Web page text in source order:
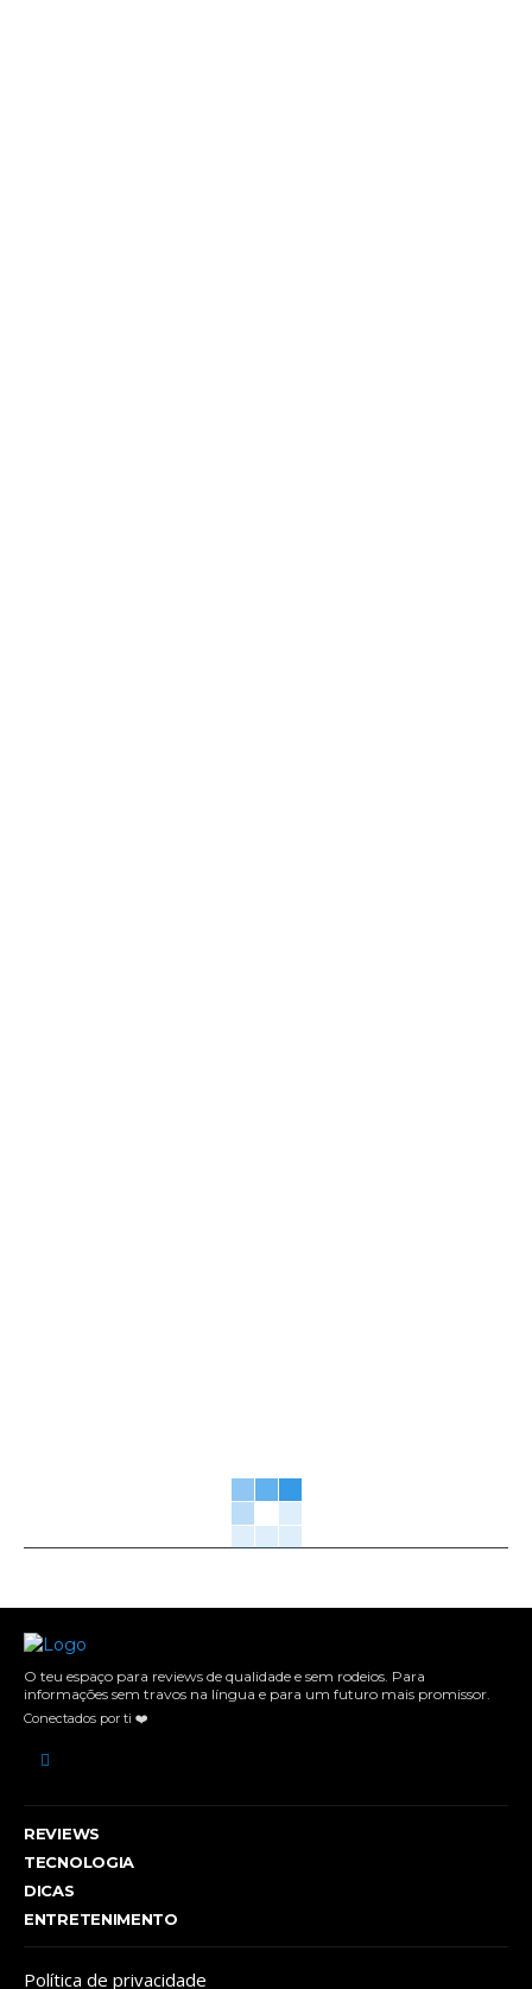
O teu espaço para reviews de qualidade e sem rodeios. Para
informações sem travos na língua e para um futuro mais promissor.
Conectados por ti ❤️
REVIEWS
TECNOLOGIA
DICAS
ENTRETENIMENTO
Política de privacidade